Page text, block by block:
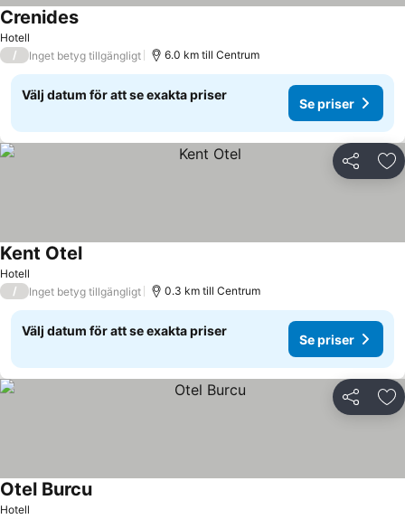
Hotell
Crenides
/ Inget betyg tillgängligt 6.0 km till Centrum
Välj datum för att se exakta priser
Se priser
Dela
Hotell
Kent Otel
/ Inget betyg tillgängligt 0.3 km till Centrum
Välj datum för att se exakta priser
Se priser
Dela
Hotell
Otel Burcu